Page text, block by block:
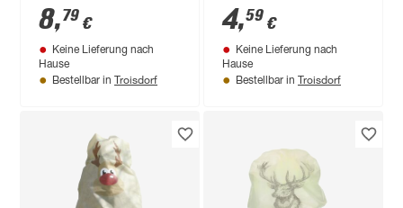
8,79 €
Keine Lieferung nach
Hause
Bestellbar in Troisdorf
4,59 €
Keine Lieferung nach
Hause
Bestellbar in Troisdorf